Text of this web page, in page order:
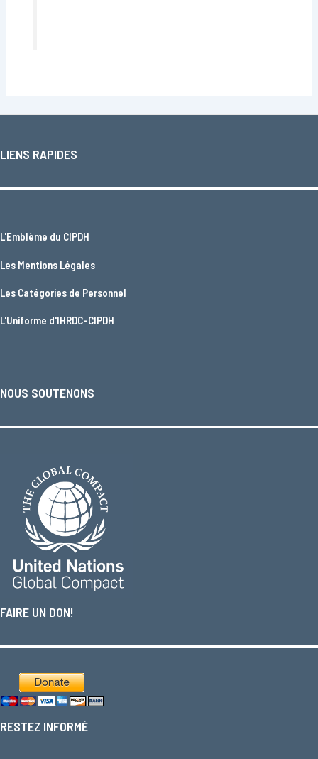
LIENS RAPIDES
L'Emblème du CIPDH
Les Mentions Légales
Les Catégories de Personnel
L'Uniforme d'IHRDC-CIPDH
NOUS SOUTENONS
FAIRE UN DON!
RESTEZ INFORMÉ